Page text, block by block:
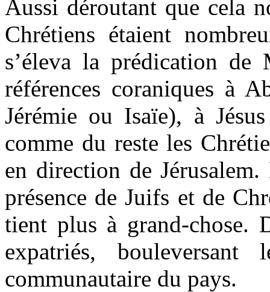
Aussi déroutant que cela
Chrétiens étaient
s’éleva la prédication de
références coraniques à
Jérémie ou Isaïe), à
comme du reste les
en direction de
présence de Juifs et de
tient plus à grand-chose.
expatriés,
communautaire du pays.